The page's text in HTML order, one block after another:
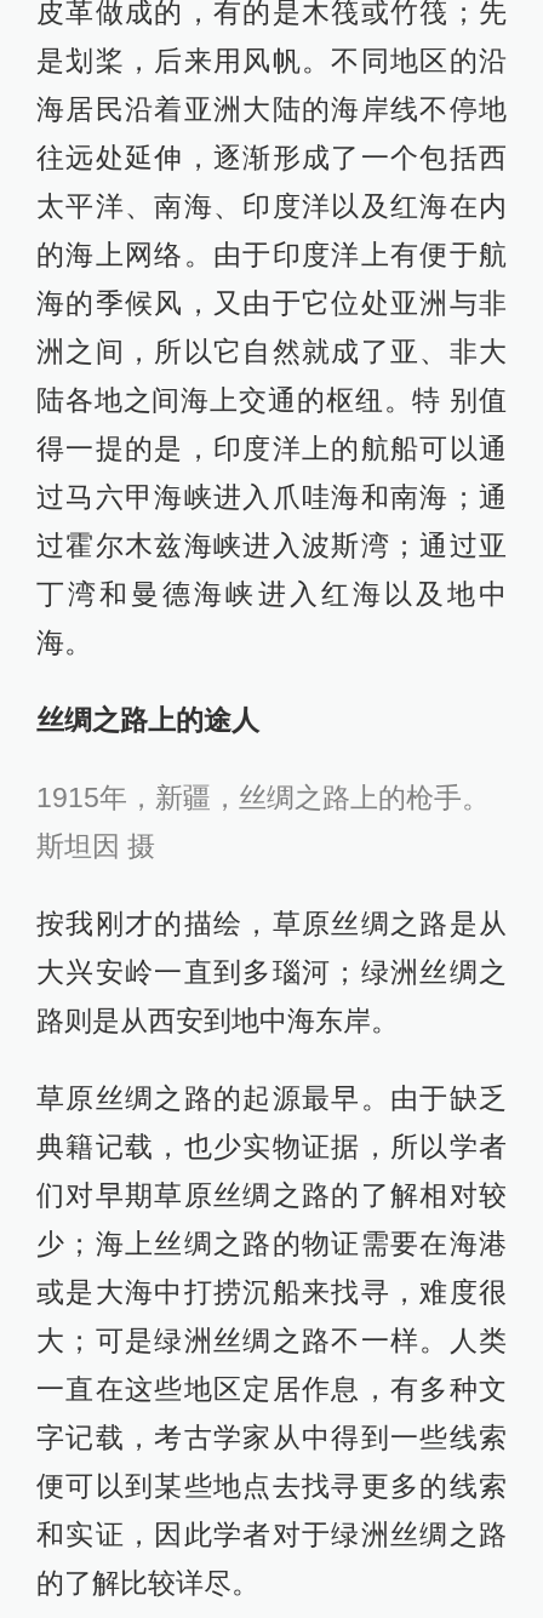
皮革做成的，有的是木筏或竹筏；先
是划桨，后来用风帆。不同地区的沿
海居民沿着亚洲大陆的海岸线不停地
往远处延伸，逐渐形成了一个包括西
太平洋、南海、印度洋以及红海在内
的海上网络。由于印度洋上有便于航
海的季候风，又由于它位处亚洲与非
洲之间，所以它自然就成了亚、非大
陆各地之间海上交通的枢纽。特 别值
得一提的是，印度洋上的航船可以通
过马六甲海峡进入爪哇海和南海；通
过霍尔木兹海峡进入波斯湾；通过亚
丁湾和曼德海峡进入红海以及地中
海。
丝绸之路上的途人
1915年，新疆，丝绸之路上的枪手。
斯坦因 摄
按我刚才的描绘，草原丝绸之路是从
大兴安岭一直到多瑙河；绿洲丝绸之
路则是从西安到地中海东岸。
草原丝绸之路的起源最早。由于缺乏
典籍记载，也少实物证据，所以学者
们对早期草原丝绸之路的了解相对较
少；海上丝绸之路的物证需要在海港
或是大海中打捞沉船来找寻，难度很
大；可是绿洲丝绸之路不一样。人类
一直在这些地区定居作息，有多种文
字记载，考古学家从中得到一些线索
便可以到某些地点去找寻更多的线索
和实证，因此学者对于绿洲丝绸之路
的了解比较详尽。